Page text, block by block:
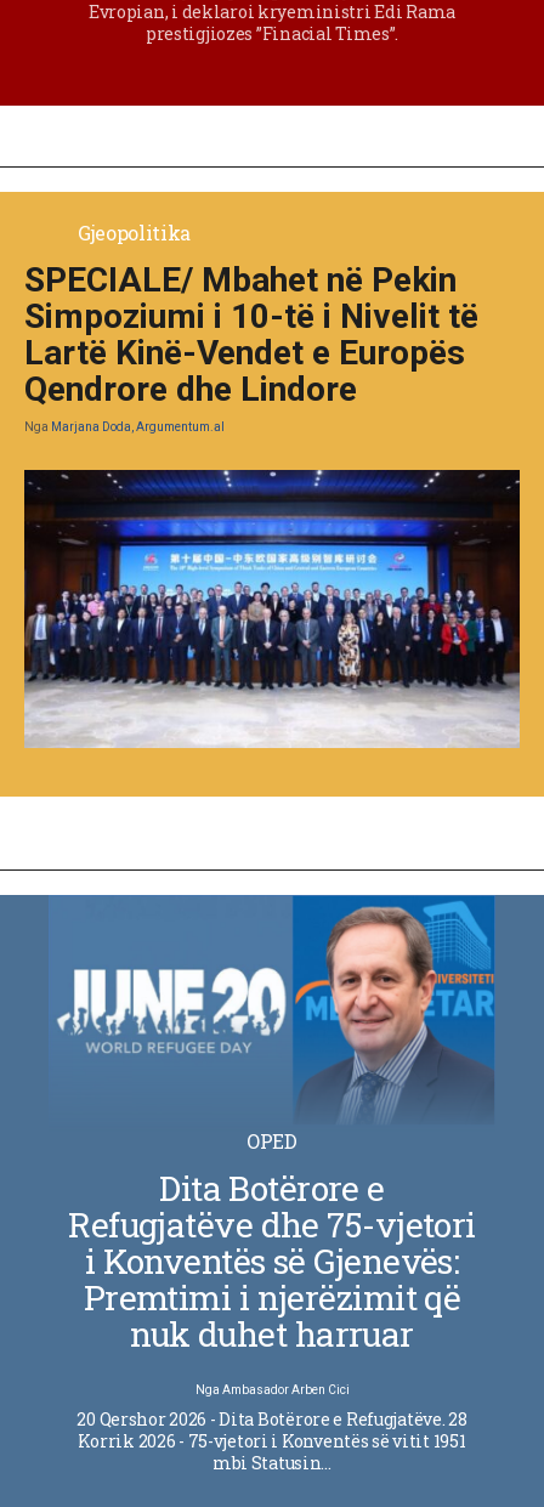
Evropian, i deklaroi kryeministri Edi Rama
prestigjiozes ”Finacial Times”.
Gjeopolitika
SPECIALE/ Mbahet në Pekin
Simpoziumi i 10-të i Nivelit të
Lartë Kinë-Vendet e Europës
Qendrore dhe Lindore
Nga Marjana Doda, Argumentum.al
OPED
Dita Botërore e
Refugjatëve dhe 75-vjetori
i Konventës së Gjenevës:
Premtimi i njerëzimit që
nuk duhet harruar
Nga Ambasador Arben Cici
20 Qershor 2026 - Dita Botërore e Refugjatëve. 28
Korrik 2026 - 75-vjetori i Konventës së vitit 1951
mbi Statusin…